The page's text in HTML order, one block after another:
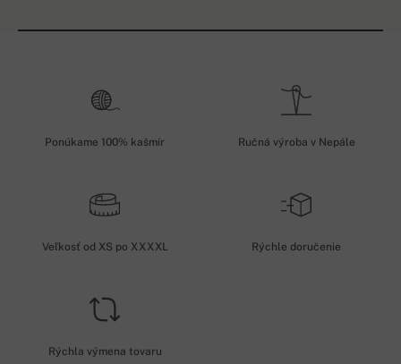
Ponúkame 100% kašmír Ručná výroba v Nepále
Veľkosť od XS po XXXXL Rýchle doručenie
Rýchla výmena tovaru